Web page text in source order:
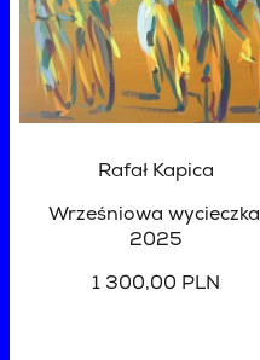
Rafał Kapica
Wrześniowa wycieczka
2025
1 300,00 PLN